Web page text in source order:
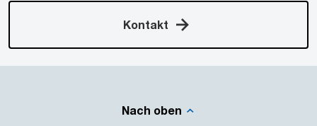
Kontakt
Nach oben